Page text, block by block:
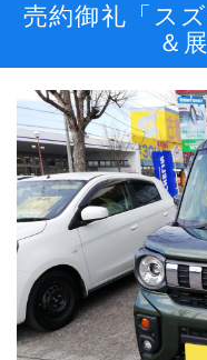
売約御礼「ス
＆